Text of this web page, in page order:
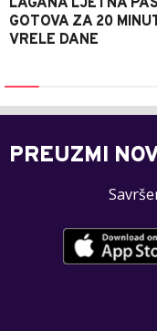
GOTOVA ZA 20
VRELE DANE
PREUZMI